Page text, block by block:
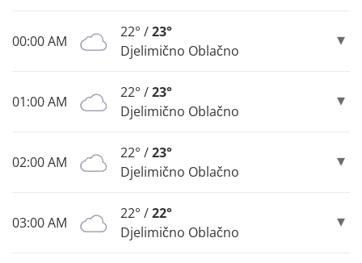
00:00 AM
22° /23°
Djelimično Oblačno
01:00 AM
22° /23°
Djelimično Oblačno
02:00 AM
22° /23°
Djelimično Oblačno
03:00 AM
22° /22°
Djelimično Oblačno